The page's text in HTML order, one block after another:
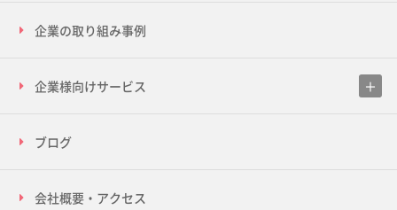
企業の取り組み事例
企業様向けサービス
ブログ
会社概要・アクセス